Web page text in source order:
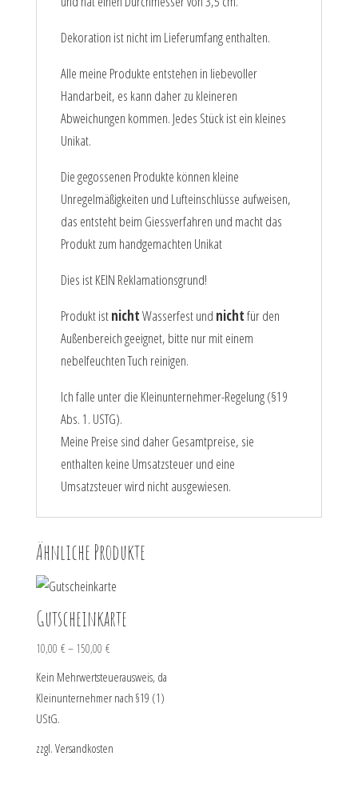
Dekoration ist nicht im Lieferumfang enthalten.
Alle meine Produkte entstehen in liebevoller
Handarbeit, es kann daher zu kleineren
Abweichungen kommen. Jedes Stück ist ein kleines
Unikat.
Die gegossenen Produkte können kleine
Unregelmäßigkeiten und Lufteinschlüsse aufweisen,
das entsteht beim Giessverfahren und macht das
Produkt zum handgemachten Unikat
Dies ist KEIN Reklamationsgrund!
Produkt istnichtWasserfest und nichtfür den
Außenbereich geeignet, bitte nur mit einem
nebelfeuchten Tuch reinigen.
Ich falle unter die Kleinunternehmer-Regelung (§19
Abs. 1. USTG).
Meine Preise sind daher Gesamtpreise, sie
enthalten keine Umsatzsteuer und eine
Umsatzsteuer wird nicht ausgewiesen.
Ähnliche Produkte
Gutscheinkarte
10,00 € – 150,00 €
Kein Mehrwertsteuerausweis, da
Kleinunternehmer nach §19 (1)
UStG.
zzgl. Versandkosten